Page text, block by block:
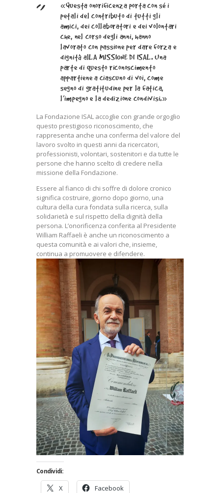
«Questa onorificenza porta con sé i
petali del contributo di tutti gli
amici, dei collaboratori e dei volontari
che, nel corso degli anni, hanno
lavorato con passione per dare forza e
dignità alLA MISSIONE DI ISAL. Una
parte di questo riconoscimento
appartiene a ciascuno di voi, come
segno di gratitudine per la fatica,
l’impegno e la dedizione condivisi.»
La Fondazione ISAL accoglie con grande orgoglio
questo prestigioso riconoscimento, che
rappresenta anche una conferma del valore del
lavoro svolto in questi anni da ricercatori,
professionisti, volontari, sostenitori e da tutte le
persone che hanno scelto di credere nella
missione della Fondazione.
Essere al fianco di chi soffre di dolore cronico
significa costruire, giorno dopo giorno, una
cultura della cura fondata sulla ricerca, sulla
solidarietà e sul rispetto della dignità della
persona. L’onorificenza conferita al Presidente
William Raffaeli è anche un riconoscimento a
questa comunità e ai valori che, insieme,
continua a promuovere e difendere.
Condividi:
X Facebook